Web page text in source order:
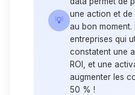
💡
une action et
au bon moment.
entreprises qui
constatent une
ROI, et une
augmenter les
50 % !